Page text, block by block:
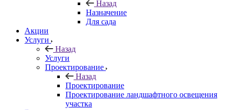
Назад
Назначение
Для сада
Акции
Услуги
Назад
Услуги
Проектирование
Назад
Проектирование
Проектирование ландшафтного освещения
участка